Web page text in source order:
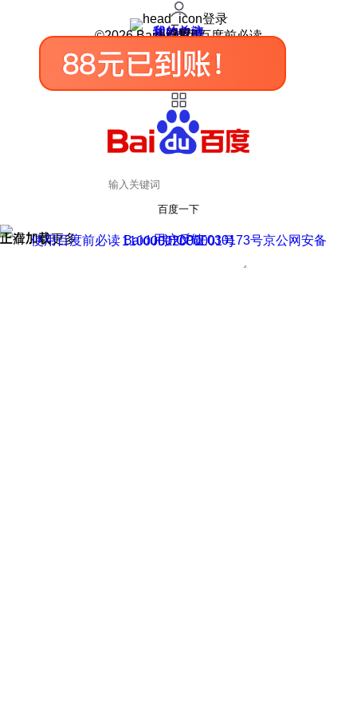
登录
我的关注
我的收藏
皮肤中心
用户反馈
设置
©2026 Baidu 使用百度前必读
百度一下
正在加载
上滑加载更多 用户反馈
使用百度前必读 Baidu 京ICP证030173号
京公网安备11000002000001号